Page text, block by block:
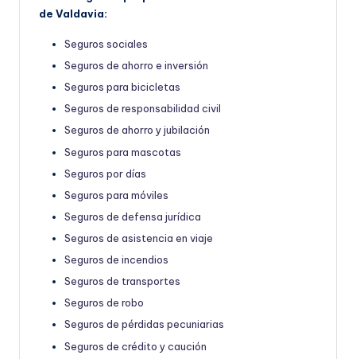
de Valdavia:
Seguros sociales
Seguros de ahorro e inversión
Seguros para bicicletas
Seguros de responsabilidad civil
Seguros de ahorro y jubilación
Seguros para mascotas
Seguros por días
Seguros para móviles
Seguros de defensa jurídica
Seguros de asistencia en viaje
Seguros de incendios
Seguros de transportes
Seguros de robo
Seguros de pérdidas pecuniarias
Seguros de crédito y caución